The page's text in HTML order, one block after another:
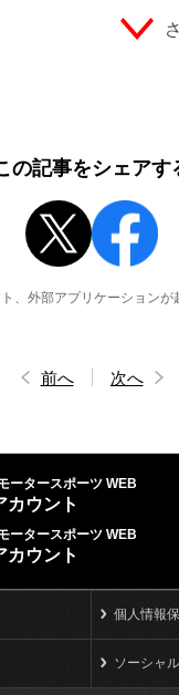
の記事をシェアす
、外部アプリケーションが
前へ 次へ
ータースポーツ WEB
カウント
ータースポーツ WEB
カウント
個人情報
ソーシャ